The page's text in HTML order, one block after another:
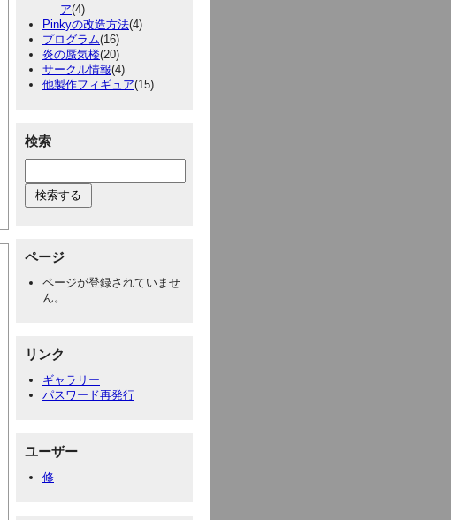
ア(4)
Pinkyの改造方法(4)
プログラム(16)
炎の蜃気楼(20)
サークル情報(4)
他製作フィギュア(15)
検索
ページ
ページが登録されていませ
ん。
リンク
ギャラリー
パスワード再発行
ユーザー
修